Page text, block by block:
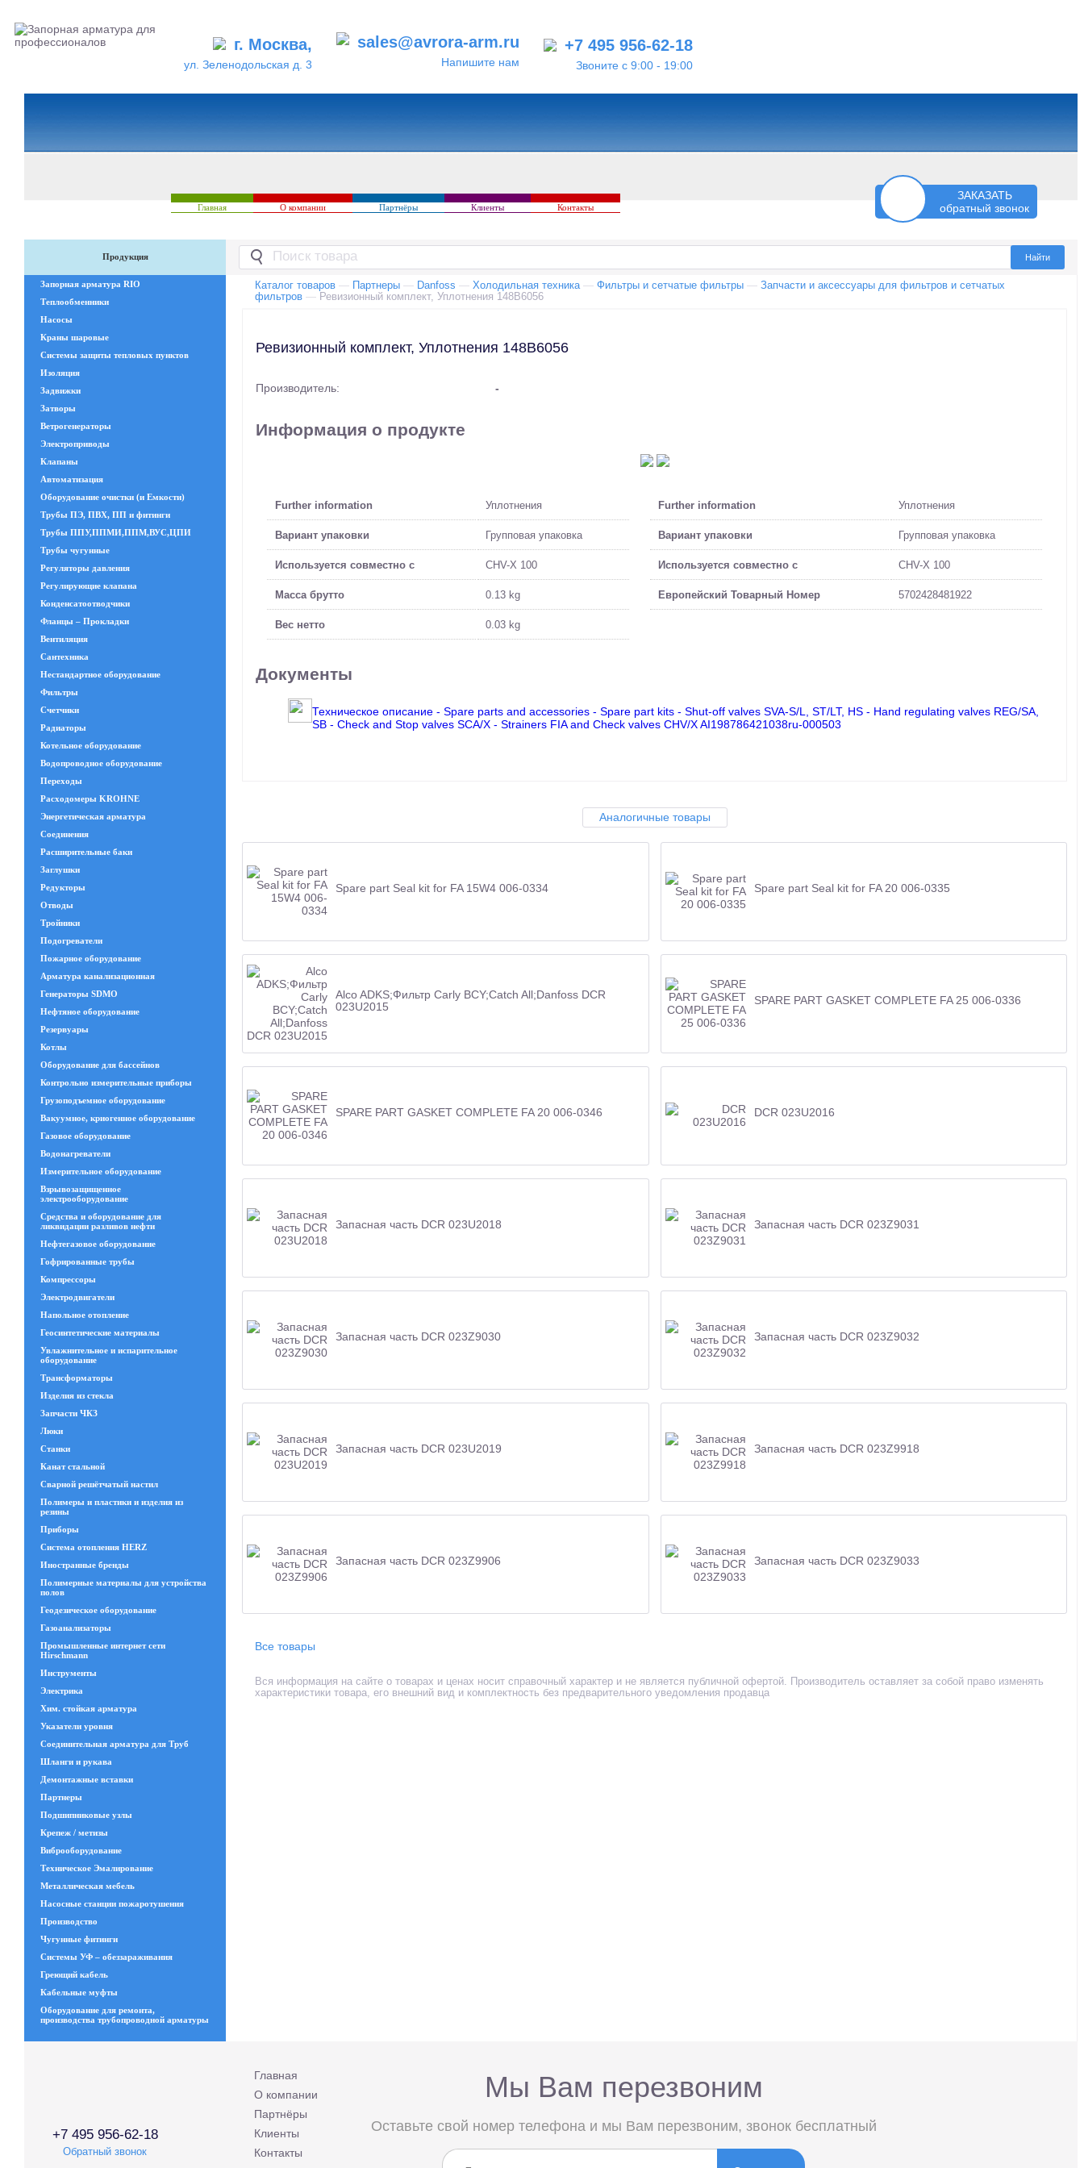
г. Москва,
ул. Зеленодольская д. 3
sales@avrora-arm.ru
Напишите нам
+7 495 956-62-18
Звоните с 9:00 - 19:00
Главная О компании Партнёры Клиенты Контакты
ЗАКАЗАТЬ
обратный звонок
Продукция
Запорная арматура RIO
Теплообменники
Насосы
Краны шаровые
Системы защиты тепловых пунктов
Изоляция
Задвижки
Затворы
Ветрогенераторы
Электроприводы
Клапаны
Автоматизация
Оборудование очистки (и Емкости)
Трубы ПЭ, ПВХ, ПП и фитинги
Трубы ППУ,ППМИ,ППМ,ВУС,ЦПИ
Трубы чугунные
Регуляторы давления
Регулирующие клапана
Конденсатоотводчики
Фланцы – Прокладки
Вентиляция
Сантехника
Нестандартное оборудование
Фильтры
Счетчики
Радиаторы
Котельное оборудование
Водопроводное оборудование
Переходы
Расходомеры KROHNE
Энергетическая арматура
Соединения
Расширительные баки
Заглушки
Редукторы
Отводы
Тройники
Подогреватели
Пожарное оборудование
Арматура канализационная
Генераторы SDMO
Нефтяное оборудование
Резервуары
Котлы
Оборудование для бассейнов
Контрольно измерительные приборы
Грузоподъемное оборудование
Вакуумное, криогенное оборудование
Газовое оборудование
Водонагреватели
Измерительное оборудование
Взрывозащищенное
электрооборудование
Средства и оборудование для
ликвидации разливов нефти
Нефтегазовое оборудование
Гофрированные трубы
Компрессоры
Электродвигатели
Напольное отопление
Геосинтетические материалы
Увлажнительное и испарительное
оборудование
Трансформаторы
Изделия из стекла
Запчасти ЧКЗ
Люки
Станки
Канат стальной
Сварной решётчатый настил
Полимеры и пластики и изделия из
резины
Приборы
Система отопления HERZ
Иностранные бренды
Полимерные материалы для устройства
полов
Геодезическое оборудование
Газоанализаторы
Промышленные интернет сети
Hirschmann
Инструменты
Электрика
Хим. стойкая арматура
Указатели уровня
Соединительная арматура для Труб
Шланги и рукава
Демонтажные вставки
Партнеры
Подшипниковые узлы
Крепеж / метизы
Виброоборудование
Техническое Эмалирование
Металлическая мебель
Насосные станции пожаротушения
Производство
Чугунные фитинги
Системы УФ – обеззараживания
Греющий кабель
Кабельные муфты
Оборудование для ремонта,
производства трубопроводной арматуры
Каталог товаров — Партнеры — Danfoss — Холодильная техника — Фильтры и сетчатые фильтры — Запчасти и аксессуары для фильтров и сетчатых
фильтров — Ревизионный комплект, Уплотнения 148B6056
Ревизионный комплект, Уплотнения 148B6056
Производитель: -
Информация о продукте
Further information Уплотнения
Вариант упаковки Групповая упаковка
Используется совместно с CHV-X 100
Масса брутто 0.13 kg
Вес нетто 0.03 kg
Further information Уплотнения
Вариант упаковки Групповая упаковка
Используется совместно с CHV-X 100
Европейский Товарный Номер 5702428481922
Документы
Техническое описание - Spare parts and accessories - Spare part kits - Shut-off valves SVA-S/L, ST/LT, HS - Hand regulating valves REG/SA,
SB - Check and Stop valves SCA/X - Strainers FIA and Check valves CHV/X AI198786421038ru-000503
Аналогичные товары
Spare part Seal kit for FA 15W4 006-0334 Spare part Seal kit for FA 20 006-0335
Alco ADKS;Фильтр Carly BCY;Catch All;Danfoss DCR
023U2015
SPARE PART GASKET COMPLETE FA 25 006-0336
SPARE PART GASKET COMPLETE FA 20 006-0346 DCR 023U2016
Запасная часть DCR 023U2018 Запасная часть DCR 023Z9031
Запасная часть DCR 023Z9030 Запасная часть DCR 023Z9032
Запасная часть DCR 023U2019 Запасная часть DCR 023Z9918
Запасная часть DCR 023Z9906 Запасная часть DCR 023Z9033
Все товары
Вся информация на сайте о товарах и ценах носит справочный характер и не является публичной офертой. Производитель оставляет за собой право изменять
характеристики товара, его внешний вид и комплектность без предварительного уведомления продавца
+7 495 956-62-18
Обратный звонок
Главная
О компании
Партнёры
Клиенты
Контакты
Мы Вам перезвоним
Оставьте свой номер телефона и мы Вам перезвоним, звонок бесплатный